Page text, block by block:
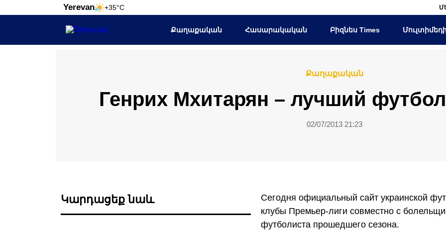
Yerevan +35°C
Քաղաքական Հասարակական Բիզնես Times
Քաղաքական
Генрих Мхитарян – лучший
02/07/2013 21:23
Կարդացեք նաև
Сегодня официальный сайт украинской
клубы Премьер-лиги совместно с
футболиста прошедшего сезона.